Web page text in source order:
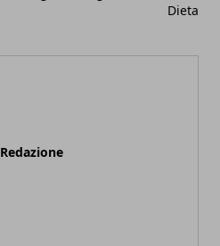
Dieta
Redazione